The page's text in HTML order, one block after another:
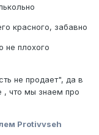
красного, забавно
не плохого
не продает", да в
, что мы знаем про
Protivvseh